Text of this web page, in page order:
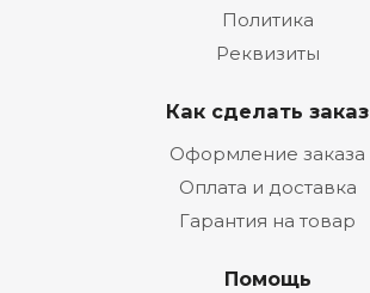
Политика
Реквизиты
Как сделать заказ
Оформление заказа
Оплата и доставка
Гарантия на товар
Помощь